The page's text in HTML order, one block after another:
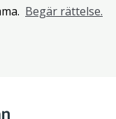
Begär rättelse.